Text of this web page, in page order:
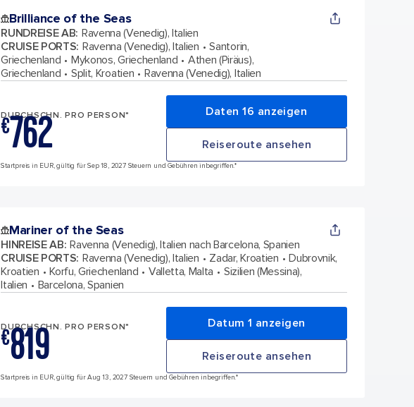
Brilliance of the Seas
RUNDREISE AB: Ravenna (Venedig), Italien
CRUISE PORTS: Ravenna (Venedig), Italien
Santorin,
Griechenland
Mykonos, Griechenland
Athen (Piräus),
Griechenland
Split, Kroatien Ravenna (Venedig), Italien
DURCHSCHN. PRO PERSON*
€762 Daten 16 anzeigen
Reiseroute ansehen
Startpreis in EUR, gültig für Sep 18, 2027 Steuern und Gebühren inbegriffen.*
Mariner of the Seas
HINREISE AB: Ravenna (Venedig), Italien nach Barcelona, Spanien
CRUISE PORTS: Ravenna (Venedig), Italien Zadar, Kroatien
Dubrovnik,
Kroatien
Korfu, Griechenland Valletta, Malta
Sizilien (Messina),
Italien
Barcelona, Spanien
DURCHSCHN. PRO PERSON*
€819 Datum 1 anzeigen
Reiseroute ansehen
Startpreis in EUR, gültig für Aug 13, 2027 Steuern und Gebühren inbegriffen.*